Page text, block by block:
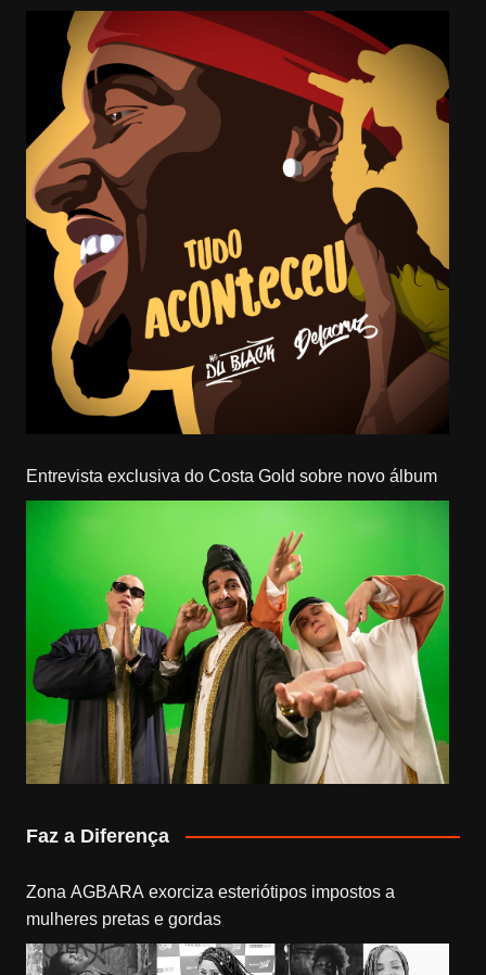
Entrevista exclusiva do Costa Gold sobre novo álbum
Faz a Diferença
Zona AGBARA exorciza esteriótipos impostos a
mulheres pretas e gordas